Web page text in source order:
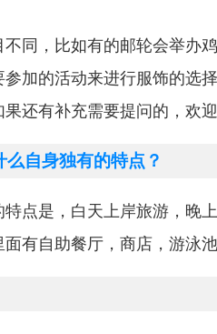
同，比如有的邮轮会举办
加的活动来进行服饰的选
还有补充需要提问的，欢
自身独有的特点？
点是，白天上岸旅游，晚
有自助餐厅，商店，游泳